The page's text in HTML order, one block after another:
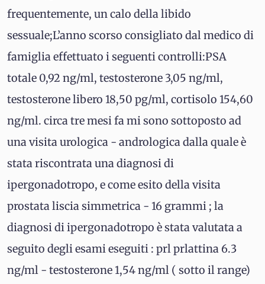
frequentemente, un calo della libido
sessuale;L’anno scorso consigliato dal medico di
famiglia effettuato i seguenti controlli:PSA
totale 0,92 ng/ml, testosterone 3,05 ng/ml,
testosterone libero 18,50 pg/ml, cortisolo 154,60
ng/ml. circa tre mesi fa mi sono sottoposto ad
una visita urologica - andrologica dalla quale è
stata riscontrata una diagnosi di
ipergonadotropo, e come esito della visita
prostata liscia simmetrica - 16 grammi ; la
diagnosi di ipergonadotropo è stata valutata a
seguito degli esami eseguiti : prl prlattina 6.3
ng/ml - testosterone 1,54 ng/ml ( sotto il range)